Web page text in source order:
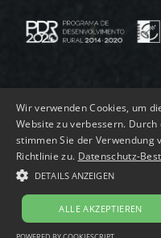
©
Wir verwenden Cookies, um
Website zu verbessern.
stimmen Sie der Verwendung
Richtlinie zu. Datenschutz-
DETAILS ANZEIGEN
ALLE AKZEPTIEREN